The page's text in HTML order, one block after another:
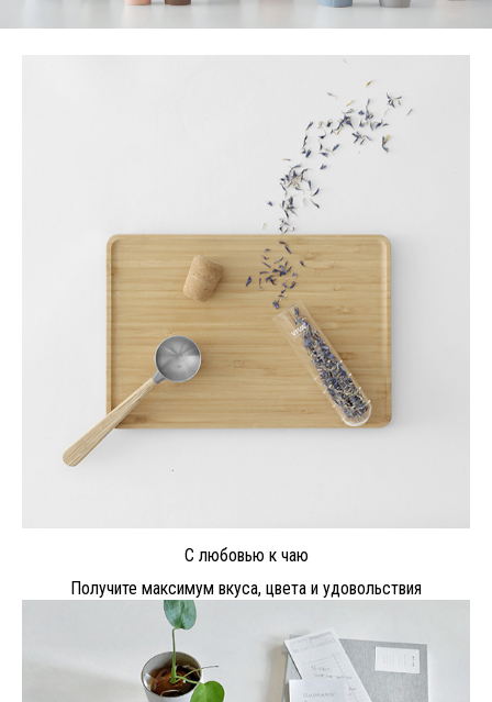
С любовью к чаю
Получите максимум вкуса, цвета и удовольствия